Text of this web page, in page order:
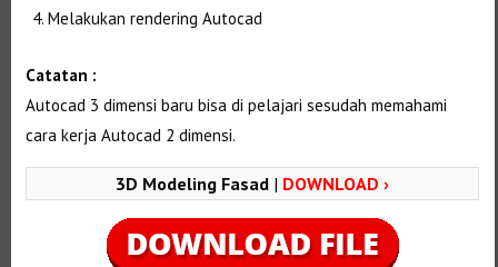
Melakukan rendering Autocad
Catatan :
Autocad 3 dimensi baru bisa di pelajari sesudah memahami
cara kerja Autocad 2 dimensi.
3D Modeling Fasad | DOWNLOAD ›